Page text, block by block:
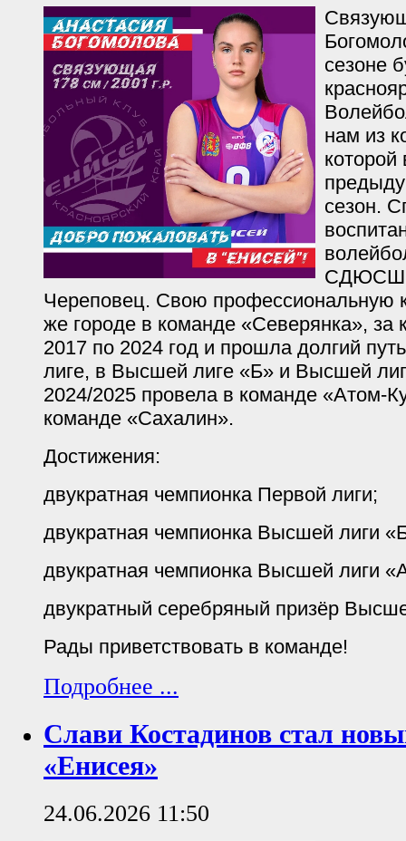
сезоне
нам из
которой
сезон.
Череповец. Свою профессиональную
же городе в команде «Северянка», за
2017 по 2024 год и прошла долгий
лиге, в Высшей лиге «Б» и Высшей
2024/2025 провела в команде «Атом-
команде «Сахалин».
Достижения:
двукратная чемпионка Первой лиги;
двукратная чемпионка Высшей лиги
двукратная чемпионка Высшей лиги
двукратный серебряный призёр
Рады приветствовать в команде!
Подробнее ...
Слави Костадинов стал
«Енисея»
24.06.2026 11:50